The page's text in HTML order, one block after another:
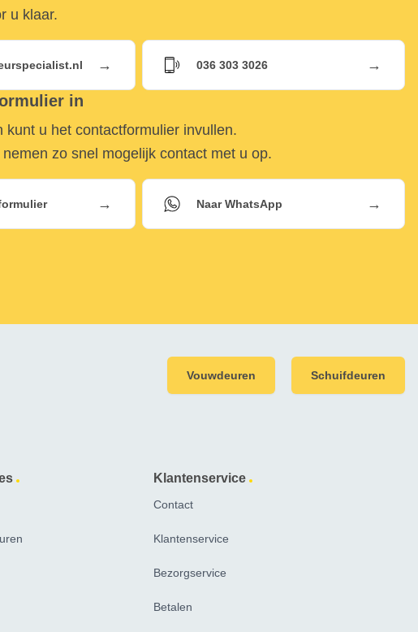
u klaar.
→ 036 303 3026 →
in
kunt u het contactformulier invullen.
zo snel mogelijk contact met u op.
→ Naar WhatsApp →
Vouwdeuren Schuifdeuren
Klantenservice
Contact
Klantenservice
Bezorgservice
Betalen